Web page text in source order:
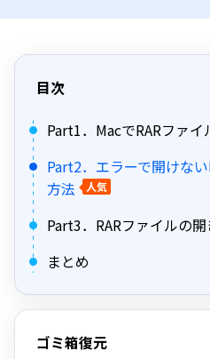
目次
Part1．MacでRARファ
Part2．エラーで開けな
方法
人気
Part3．RARファイルの
まとめ
ゴミ箱復元